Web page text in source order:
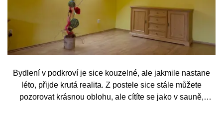
Bydlení v podkroví je sice kouzelné, ale jakmile nastane
léto, přijde krutá realita. Z postele sice stále můžete
pozorovat krásnou oblohu, ale cítíte se jako v sauně,